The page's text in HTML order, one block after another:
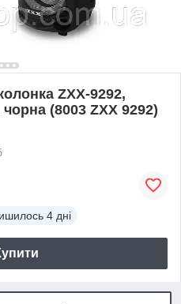
ZXX-9292,
(8003 ZXX 9292)
4 дні